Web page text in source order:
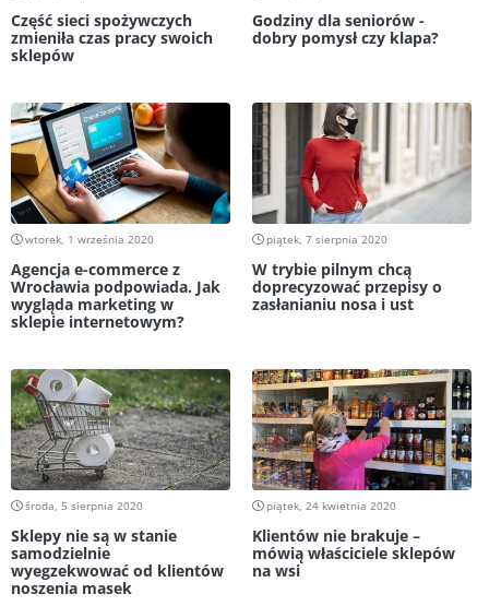
Część sieci spożywczych
zmieniła czas pracy swoich
sklepów
Godziny dla seniorów -
dobry pomysł czy klapa?
wtorek, 1 września 2020
Agencja e-commerce z
Wrocławia podpowiada. Jak
wygląda marketing w
sklepie internetowym?
piątek, 7 sierpnia 2020
W trybie pilnym chcą
doprecyzować przepisy o
zasłanianiu nosa i ust
środa, 5 sierpnia 2020
Sklepy nie są w stanie
samodzielnie
wyegzekwować od klientów
noszenia masek
piątek, 24 kwietnia 2020
Klientów nie brakuje –
mówią właściciele sklepów
na wsi